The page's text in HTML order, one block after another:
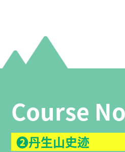
Course
❷丹生山史迹